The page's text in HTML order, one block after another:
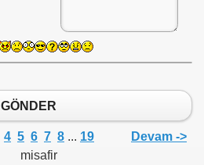
GÖNDER
4 5 6 7 8 ... 19
Devam ->
misafir